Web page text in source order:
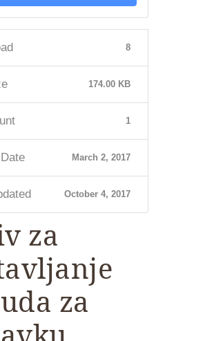
8
174.00 KB
1
March 2, 2017
October 4, 2017
za
za